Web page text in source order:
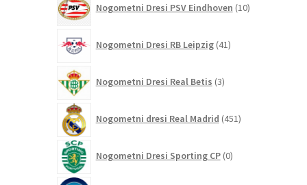
Nogometni Dresi PSV Eindhoven 10izdelkov
Nogometni Dresi RB Leipzig 41izdelkov
Nogometni Dresi Real Betis 3izdelki
Nogometni dresi Real Madrid 451izdelkov
Nogometni Dresi Sporting CP 0izdelkov